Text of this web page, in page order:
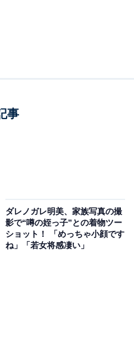
事
ダレノガレ明美、家族写真の撮
影で“噂の姪っ子”との着物ツー
ショット！ 「めっちゃ小顔です
ね」「若女将感凄い」